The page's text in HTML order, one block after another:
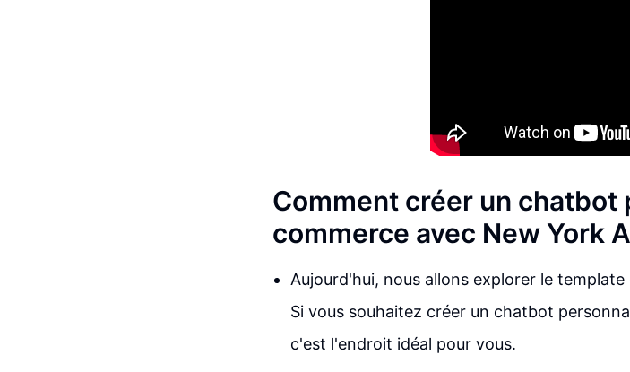
Comment créer un
commerce avec New York
Aujourd'hui, nous allons explorer le
Si vous souhaitez créer un chatbot
c'est l'endroit idéal pour vous.